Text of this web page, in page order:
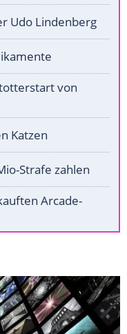
Udo Lindenberg
von
Katzen
Strafe zahlen
Arcade-